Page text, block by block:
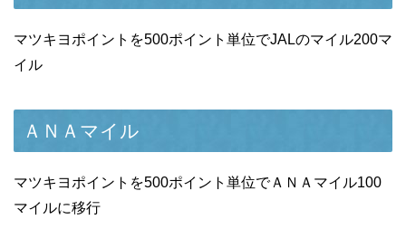
マツキヨポイントを500ポイント単位でJALのマイル200マ
イル
ＡＮＡマイル
マツキヨポイントを500ポイント単位でＡＮＡマイル100
マイルに移行